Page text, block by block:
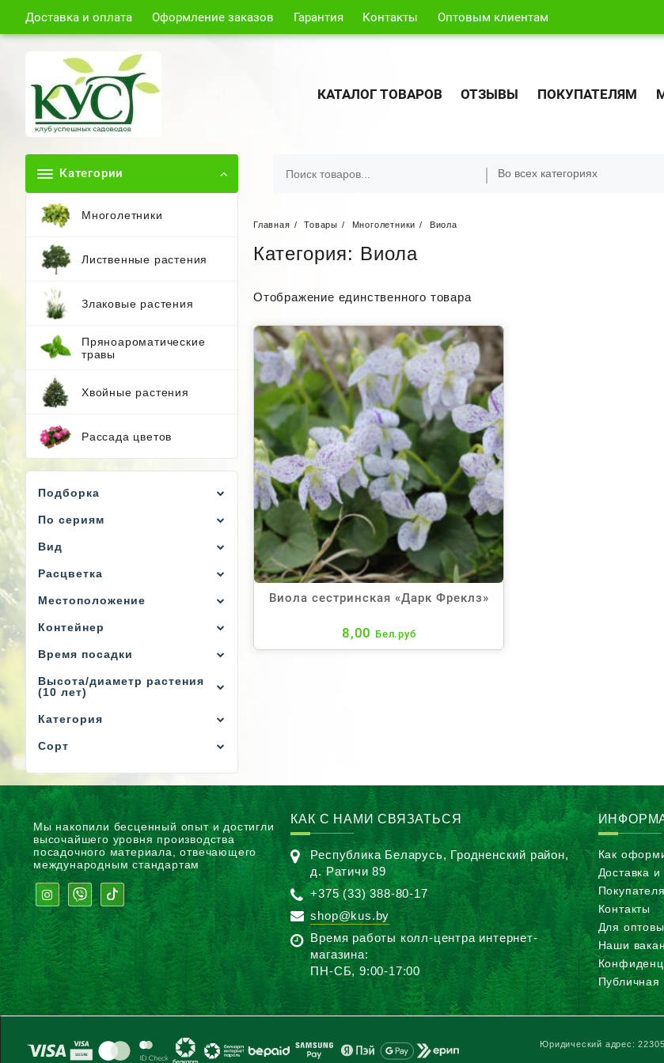
Доставка и оплата Оформление заказов Гарантия Контакты Оптовым клиентам
КАТАЛОГ ТОВАРОВ ОТЗЫВЫ ПОКУПАТЕЛЯМ
Категории
Многолетники
Лиственные растения
Злаковые растения
Пряноароматические
травы
Хвойные растения
Рассада цветов
Категория: Виола
Главная Товары Многолетники Виола
Отображение единственного товара
Виола сестринская «Дарк Фреклз»
8,00 Бел.руб
Подборка
По сериям
Вид
Расцветка
Местоположение
Контейнер
Время посадки
Высота/диаметр растения
(10 лет)
Категория
Сорт
Мы накопили бесценный опыт и достигли
высочайшего уровня производства
посадочного материала, отвечающего
международным стандартам
КАК С НАМИ СВЯЗАТЬСЯ
Республика Беларусь, Гродненский район,
д. Ратичи 89
+375 (33) 388-80-17
shop@kus.by
Время работы колл-центра интернет-
магазина:
ПН-CБ, 9:00-17:00
Как
Доставка и
Контакты
Для
Наши
Публичная
Юридический адрес: